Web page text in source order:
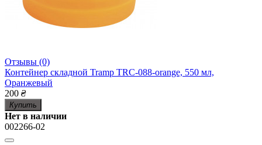
Отзывы (0)
Контейнер складной Tramp TRC-088-orange, 550 мл,
Оранжевый
200 ₴
Купить
Нет в наличии
002266-02